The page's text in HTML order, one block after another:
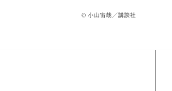
© 小山宙哉／講談社